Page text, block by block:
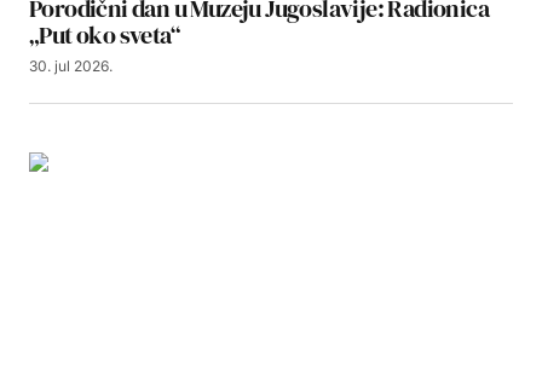
Porodični dan u Muzeju Jugoslavije: Radionica
„Put oko sveta“
30. jul 2026.